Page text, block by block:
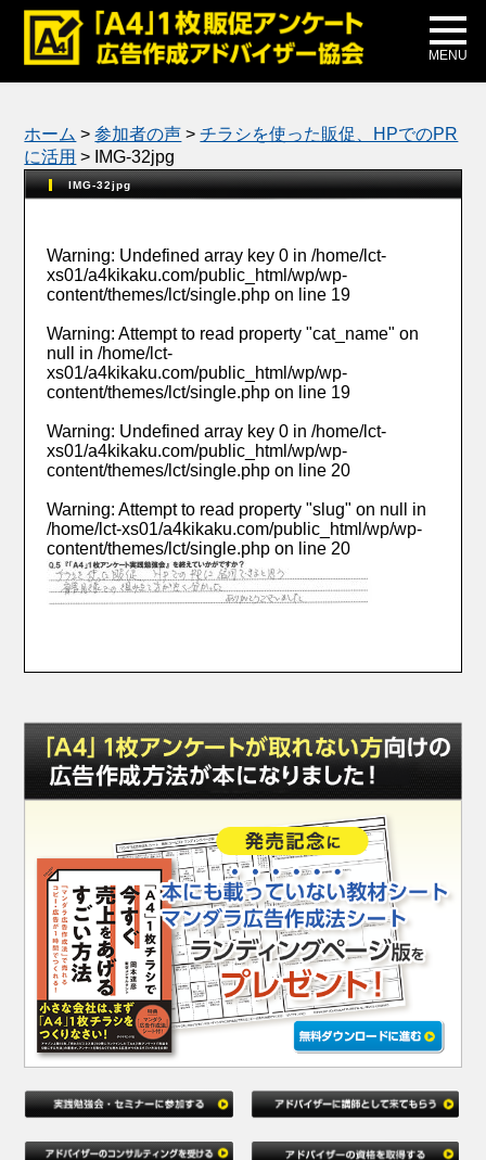
MENU
メディア掲載
公式ブログ
ホーム >参加者の声 >チラシを使った販促、HPでのPR
に活用 > IMG-32jpg
IMG-32jpg
Warning: Undefined array key 0 in/home/lct-
xs01/a4kikaku.com/public_html/wp/wp-
content/themes/lct/single.php on line 19
Warning: Attempt to read property "cat_name" on
null in/home/lct-
xs01/a4kikaku.com/public_html/wp/wp-
content/themes/lct/single.php on line 19
Warning: Undefined array key 0 in/home/lct-
xs01/a4kikaku.com/public_html/wp/wp-
content/themes/lct/single.php on line 20
Warning: Attempt to read property "slug" on null in
/home/lct-xs01/a4kikaku.com/public_html/wp/wp-
content/themes/lct/single.php on line 20